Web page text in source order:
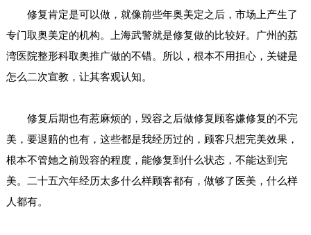
修复肯定是可以做，就像前些年奥美定之后，市场上产生了
专门取奥美定的机构。上海武警就是修复做的比较好。广州的荔
湾医院整形科取奥推广做的不错。所以，根本不用担心，关键是
怎么二次宣教，让其客观认知。
修复后期也有惹麻烦的，毁容之后做修复顾客嫌修复的不完
美，要退赔的也有，这些都是我经历过的，顾客只想完美效果，
根本不管她之前毁容的程度，能修复到什么状态，不能达到完
美。二十五六年经历太多什么样顾客都有，做够了医美，什么样
人都有。